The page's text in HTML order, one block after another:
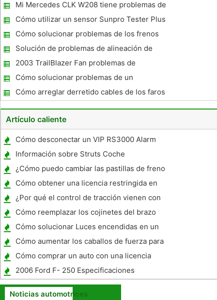
Mustang
Mi Mercedes CLK W208 tiene problemas de
transmisión
Cómo utilizar un sensor Sunpro Tester Plus
Cómo solucionar problemas de los frenos
eléctricos de un remolque de caballos
Solución de problemas de alineación de
dirección
2003 TrailBlazer Fan problemas de
embrague
Cómo solucionar problemas de un
balanceador armónico
Cómo arreglar derretido cables de los faros
en un Mitsubishi Eclipse 2001
Artículo caliente
Cómo desconectar un VIP RS3000 Alarm
Información sobre Struts Coche
¿Cómo puedo cambiar las pastillas de freno
traseras en una Harley-Davidson Sportster
1987?
Cómo obtener una licencia restringida en
California
¿Por qué el control de tracción vienen con
mi Chevy Malibu ?
Cómo reemplazar los cojinetes del brazo
oscilante en un 600 Grizzly
Cómo solucionar Luces encendidas en un
remolque
Cómo aumentar los caballos de fuerza para
un Ford Ranger 2.3L 1997
Cómo comprar un auto con una licencia
provisional
2006 Ford F- 250 Especificaciones
Noticias automotrices